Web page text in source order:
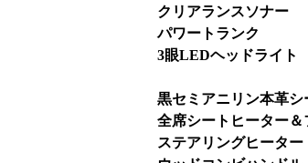
クリアランスソナー
パワートランク
3眼LEDヘッドライト
黒セミアニリン本革シ
全席シートヒーター
ステアリングヒーター